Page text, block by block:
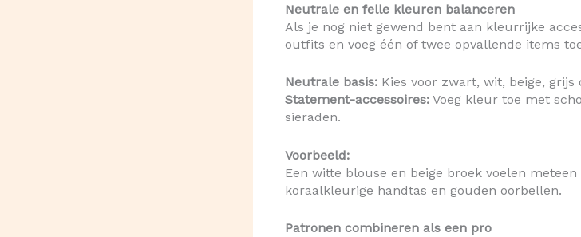
Neutrale en felle kleuren balanceren
Als je nog niet gewend bent aan kleurrijke
outfits en voeg één of twee opvallende items
Neutrale basis: Kies voor zwart, wit, beige,
Statement-accessoires: Voeg kleur toe met
sieraden.
Voorbeeld:
Een witte blouse en beige broek voelen
koraalkleurige handtas en gouden oorbellen.
Patronen combineren als een pro